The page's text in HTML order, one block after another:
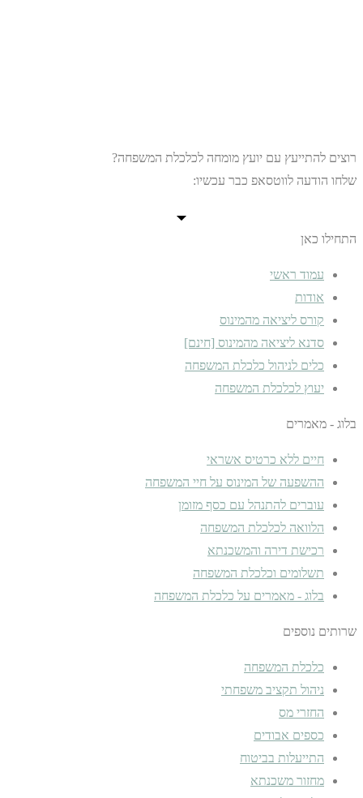
רוצים להתייעץ עם יועץ מומחה לכלכלת המשפחה?
שלחו הודעה לווטסאפ כבר עכשיו:
התחילו כאן
עמוד ראשי
אודות
קורס ליציאה מהמינוס
סדנא ליציאה מהמינוס [חינם]
כלים לניהול כלכלת המשפחה
יעוץ לכלכלת המשפחה
בלוג - מאמרים
חיים ללא כרטיס אשראי
ההשפעה של המינוס על חיי המשפחה
עוברים להתנהל עם כסף מזומן
הלוואה לכלכלת המשפחה
רכישת דירה והמשכנתא
תשלומים וכלכלת המשפחה
בלוג - מאמרים על כלכלת המשפחה
שרותים נוספים
כלכלת המשפחה
ניהול תקציב משפחתי
החזרי מס
כספים אבודים
התייעלות בביטוח
מחזור משכנתא